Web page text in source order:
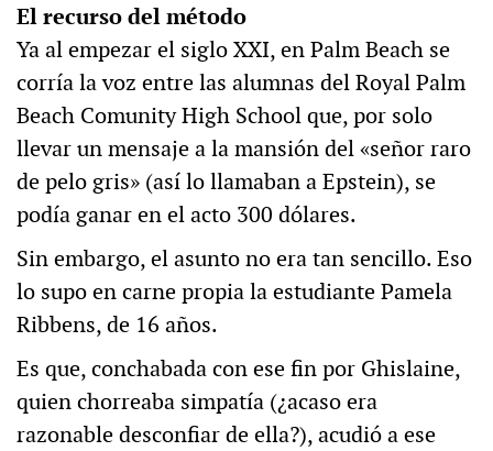
El recurso del método
Ya al empezar el siglo XXI, en Palm Beach se
corría la voz entre las alumnas del Royal Palm
Beach Comunity High School que, por solo
llevar un mensaje a la mansión del «señor raro
de pelo gris» (así lo llamaban a Epstein), se
podía ganar en el acto 300 dólares.
Sin embargo, el asunto no era tan sencillo. Eso
lo supo en carne propia la estudiante Pamela
Ribbens, de 16 años.
Es que, conchabada con ese fin por Ghislaine,
quien chorreaba simpatía (¿acaso era
razonable desconfiar de ella?), acudió a ese